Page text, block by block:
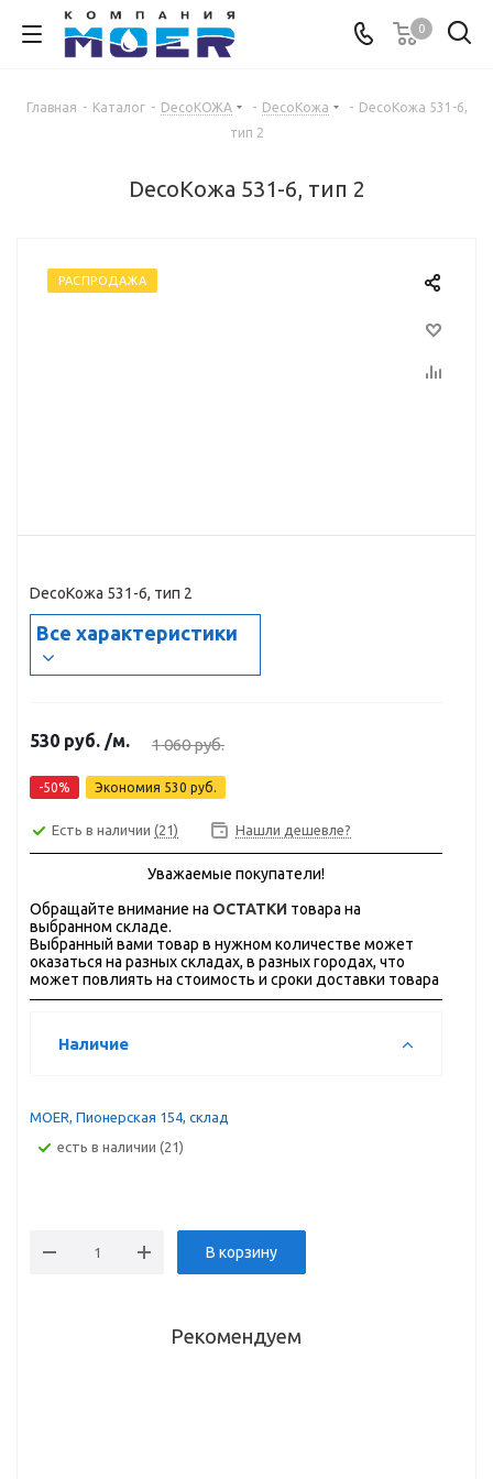
0
Главная - Каталог - DecoКОЖА - DecoКожа - DecoКожа 531-6,
тип 2
DecoКожа 531-6, тип 2
РАСПРОДАЖА
DecoКожа 531-6, тип 2
Все характеристики
530 руб. /м. 1 060руб.
-50% Экономия 530 руб.
Есть в наличии (21) Нашли дешевле?
Уважаемые покупатели!
Обращайте внимание на ОСТАТКИ товара на
выбранном складе.
Выбранный вами товар в нужном количестве может
оказаться на разных складах, в разных городах, что
может повлиять на стоимость и сроки доставки товара
Наличие
MOER, Пионерская 154, склад
Есть в наличии (21)
В корзину
Рекомендуем